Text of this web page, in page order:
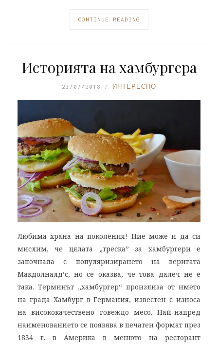
CONTINUE READING
Историята на хамбургера
23/07/2018 ИНТЕРЕСНО
Любима храна на поколения! Ние може и да си
мислим, че цялата „треска” за хамбургери е
започнала с популяризирането на веригата
Макдолналд’с, но се оказва, че това далеч не е
така. Терминът „хамбургер“ произлиза от името
на града Хамбург в Германия, известен с износа
на висококачествено говеждо месо. Най-напред
наименованието се появява в печатен формат през
1834 г. в Америка в менюто на ресторант